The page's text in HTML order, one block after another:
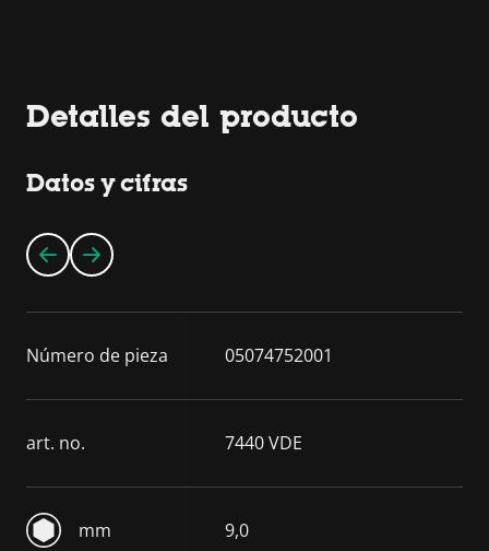
Detalles del producto
Datos y cifras
Número de pieza 05074752001
art. no. 7440 VDE
mm 9,0